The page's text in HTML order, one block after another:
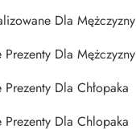
Dla Mężczyzny
Prezenty Dla Mężczyzny
Dla Chłopaka
Prezenty Dla Chlopaka